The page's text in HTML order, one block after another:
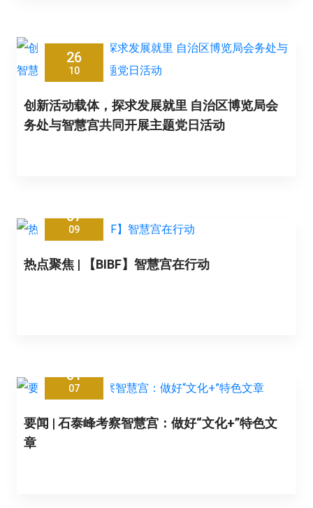
26
10
创新活动载体，探求发展就里 自治区博览局会
务处与智慧宫共同开展主题党日活动
07
09
热点聚焦 | 【BIBF】智慧宫在行动
31
07
要闻 | 石泰峰考察智慧宫：做好“文化+”特色文
章